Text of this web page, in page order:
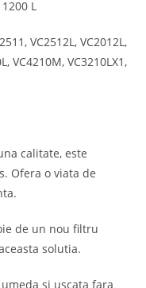
L
VC2512L, VC2012L,
VC4210M, VC3210LX1,
calitate, este
Ofera o viata de
de un nou filtru
solutia.
si uscata fara